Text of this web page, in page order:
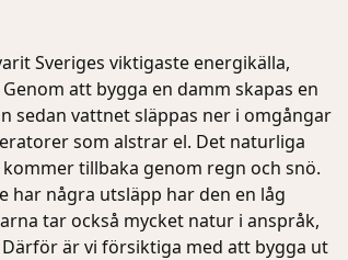
Sveriges viktigaste energikälla,
att bygga en damm skapas en
sedan vattnet släppas ner i omgångar
som alstrar el. Det naturliga
tillbaka genom regn och snö.
har några utsläpp har den en låg
tar också mycket natur i anspråk,
är vi försiktiga med att bygga ut